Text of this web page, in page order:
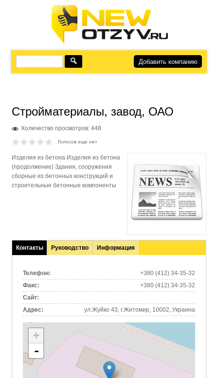
Добавить компанию
Стройматериалы, завод, ОАО
Количество просмотров: 448
Голосов еще нет
Изделия из бетона Изделия из бетона
(продолжение) Здания, сооружения
сборные из бетонных конструкций и
строительные бетонные компоненты
Контакты
(активная
Руководство Информация
Телефон:
+380 (412) 34-35-32
Факс:
+380 (412) 34-35-32
Сайт:
Адрес:
ул.Жуйко 43, г.Житомир, 10002, Украина
+
-